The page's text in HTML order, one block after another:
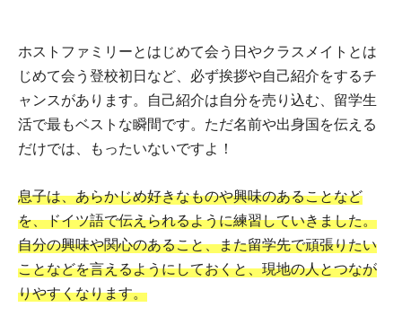
ホストファミリーとはじめて会う日やクラスメイトとは
じめて会う登校初日など、必ず挨拶や自己紹介をするチ
ャンスがあります。自己紹介は自分を売り込む、留学生
活で最もベストな瞬間です。ただ名前や出身国を伝える
だけでは、もったいないですよ！
息子は、あらかじめ好きなものや興味のあることなど
を、ドイツ語で伝えられるように練習していきました。
自分の興味や関心のあること、また留学先で頑張りたい
ことなどを言えるようにしておくと、現地の人とつなが
りやすくなります。